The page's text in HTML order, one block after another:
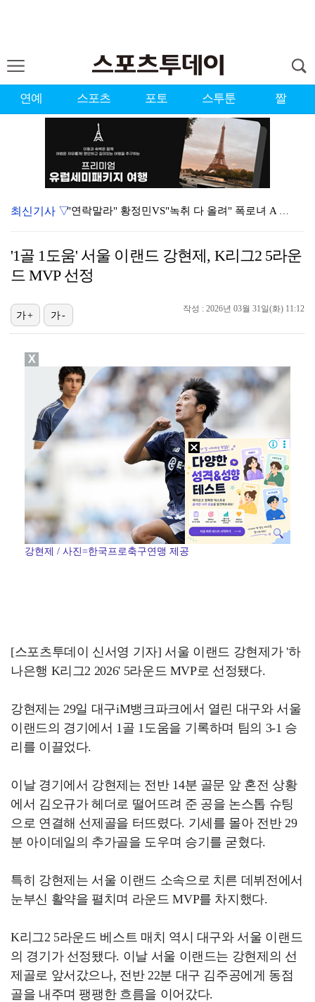
연예 스포츠 포토 스투툰 짤
"연락말라" 황정민VS"녹취 다 올려" 폭로녀 A 씨,…
이강인, 드디어 아틀레티코 선수단과 만났다…시메오네 감…
KBO, 기록적인 폭염으로 9일까지 리그 중단…내달 6…
'나솔' 24기 옥순, 출연료 미지급 폭로 "1년 넘게…
'오디세이'·'스파이더맨4', 박스오피스 투톱…기록 경…
최신기사 ▽
'1골 1도움' 서울 이랜드 강현제, K리그2 5라운
드 MVP 선정
작성 : 2026년 03월 31일(화) 11:12
가+ 가-
강현제 / 사진=한국프로축구연맹 제공
[스포츠투데이 신서영 기자] 서울 이랜드 강현제가 '하
나은행 K리그2 2026' 5라운드 MVP로 선정됐다.
강현제는 29일 대구iM뱅크파크에서 열린 대구와 서울
이랜드의 경기에서 1골 1도움을 기록하며 팀의 3-1 승
리를 이끌었다.
이날 경기에서 강현제는 전반 14분 골문 앞 혼전 상황
에서 김오규가 헤더로 떨어뜨려 준 공을 논스톱 슈팅
으로 연결해 선제골을 터뜨렸다. 기세를 몰아 전반 29
분 아이데일의 추가골을 도우며 승기를 굳혔다.
특히 강현제는 서울 이랜드 소속으로 치른 데뷔전에서
눈부신 활약을 펼치며 라운드 MVP를 차지했다.
K리그2 5라운드 베스트 매치 역시 대구와 서울 이랜드
의 경기가 선정됐다. 이날 서울 이랜드는 강현제의 선
제골로 앞서갔으나, 전반 22분 대구 김주공에게 동점
골을 내주며 팽팽한 흐름을 이어갔다.
X